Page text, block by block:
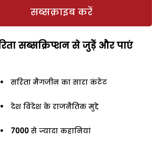
सब्सक्राइब करें
सब्सक्रिप्शन से जुड़ेें और पाएं
सरिता मैगजीन का सारा कंटेंट
देश विदेश के राजनैतिक मुद्दे
7000 से ज्यादा कहानियां